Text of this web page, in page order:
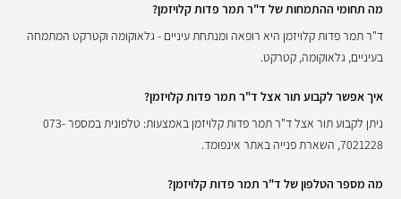
מה תחומי ההתמחות של ד"ר תמר פדות קלויזמן?
ד"ר תמר פדות קלויזמן היא רופאה ומנתחת עיניים - גלאוקומה וקטרקט המתמחה
בעיניים, גלאוקומה, קטרקט.
איך אפשר לקבוע תור אצל ד"ר תמר פדות קלויזמן?
ניתן לקבוע תור אצל ד"ר תמר פדות קלויזמן באמצעות: טלפונית במספר 073-
7021228, השארת פנייה באתר אינפומד.
מה מספר הטלפון של ד"ר תמר פדות קלויזמן?